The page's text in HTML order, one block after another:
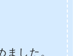
ました。